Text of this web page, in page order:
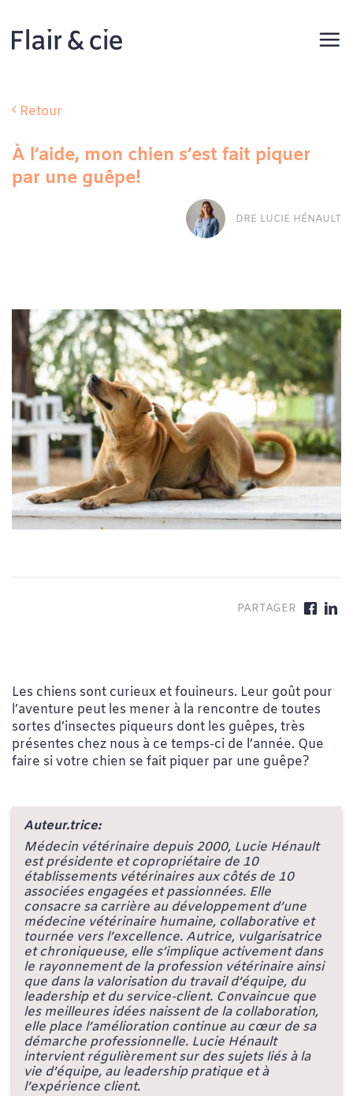
contenu
Retour
À l’aide, mon chien s’est fait piquer
par une guêpe!
DRE LUCIE HÉNAULT
Les chiens sont curieux et fouineurs. Leur goût pour
l’aventure peut les mener à la rencontre de toutes
sortes d’insectes piqueurs dont les guêpes, très
présentes chez nous à ce temps-ci de l’année. Que
faire si votre chien se fait piquer par une guêpe?
Auteur.trice:
Médecin vétérinaire depuis 2000, Lucie Hénault
est présidente et copropriétaire de 10
établissements vétérinaires aux côtés de 10
associées engagées et passionnées. Elle
consacre sa carrière au développement d’une
médecine vétérinaire humaine, collaborative et
tournée vers l’excellence. Autrice, vulgarisatrice
et chroniqueuse, elle s’implique activement dans
le rayonnement de la profession vétérinaire ainsi
que dans la valorisation du travail d’équipe, du
leadership et du service-client. Convaincue que
les meilleures idées naissent de la collaboration,
elle place l’amélioration continue au cœur de sa
démarche professionnelle. Lucie Hénault
intervient régulièrement sur des sujets liés à la
vie d’équipe, au leadership pratique et à
l’expérience client.